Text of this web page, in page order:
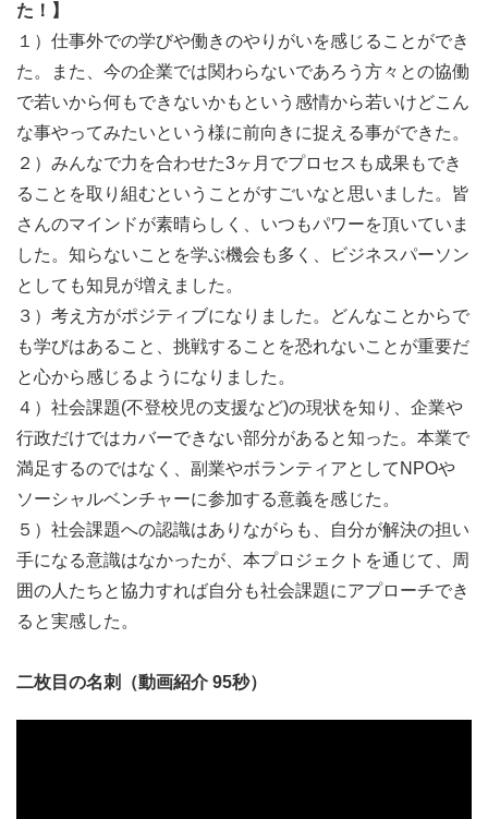
✅ 公益財団法人アジア福祉教育財団
公益財団法人 アジア福祉教育財団では、 「ひとりひとり
を大切に みんなの未来を」をスローガンに、包摂社会の
実現を目指しています。 難民にルーツを持つコミュニテ
ィへの助成や伴走支援、 子どもたちへの学習支援、母語
や文化を守る活動支援など、 地域の中で“つながり”をつく
る活動を行っています。 ベトナム、カンボジア、ラオス
から始まった支援は、今ではミャンマー、アフガニスタ
ン、シリア、エチオピア、ウクライナなど、さまざまな背
景を持つコミュニティへの支援に広がっています。
私たちは、こうした活動や、地域で暮らし、働き、子ども
を育てながら、自分たちの未来を切り拓いている難民コミ
ュニティの姿を、多くの人に届けたいと考えています。
「支援される側」としてだけではなく、地域の文化交流に
貢献し、困難を抱えるニューカマーに寄り添う「支援する
側」として活躍している人たちがいることも、もっと知っ
てほしい。ぜひ、一緒に、その声や活動を地域の人たちに
届け、理解やつながりを広げていきませんか。
👉難民コミュニティや、その背景にある社会課題に関心
のある方
てみたい方におすすめ
★キックオフミーティング予定日時：2026年6月26日
た！】
１）仕事外での学びや働きのやりがいを感じることができ
た。また、今の企業では関わらないであろう方々との協働
で若いから何もできないかもという感情から若いけどこん
な事やってみたいという様に前向きに捉える事ができた。
２）みんなで力を合わせた3ヶ月でプロセスも成果もでき
ることを取り組むということがすごいなと思いました。皆
さんのマインドが素晴らしく、いつもパワーを頂いていま
した。知らないことを学ぶ機会も多く、ビジネスパーソン
としても知見が増えました。
３）考え方がポジティブになりました。どんなことからで
も学びはあること、挑戦することを恐れないことが重要だ
と心から感じるようになりました。
４）社会課題(不登校児の支援など)の現状を知り、企業や
行政だけではカバーできない部分があると知った。本業で
満足するのではなく、副業やボランティアとしてNPOや
ソーシャルベンチャーに参加する意義を感じた。
５）社会課題への認識はありながらも、自分が解決の担い
手になる意識はなかったが、本プロジェクトを通じて、周
囲の人たちと協力すれば自分も社会課題にアプローチでき
ると実感した。
二枚目の名刺（動画紹介 95秒）